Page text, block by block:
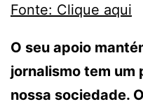
Fonte: Clique aqui
O seu apoio
jornalismo tem um
nossa sociedade.